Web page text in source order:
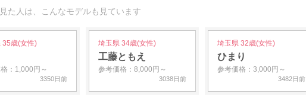
人は、こんなモデルも見ています
35歳(女性)
：1,000円～
3350日前
埼玉県 34歳(女性)
工藤ともえ
参考価格：8,000円～
3038日前
埼玉県 32歳(女性)
ひまり
参考価格：3,000円～
3482日前